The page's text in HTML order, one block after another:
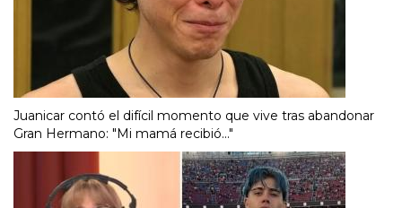
Juanicar contó el difícil momento que vive tras abandonar
Gran Hermano: "Mi mamá recibió..."